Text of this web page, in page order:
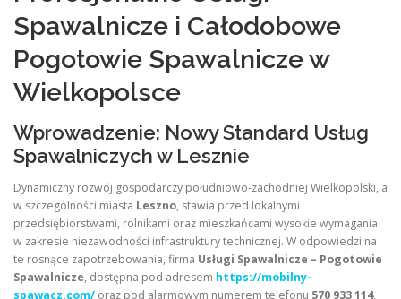
Spawalnicze i Całodobowe
Pogotowie Spawalnicze w
Wielkopolsce
Wprowadzenie: Nowy Standard Usług
Spawalniczych w Lesznie
Dynamiczny rozwój gospodarczy południowo-zachodniej Wielkopolski, a
w szczególności miasta Leszno, stawia przed lokalnymi
przedsiębiorstwami, rolnikami oraz mieszkańcami wysokie wymagania
w zakresie niezawodności infrastruktury technicznej. W odpowiedzi na
te rosnące zapotrzebowania, firma Usługi Spawalnicze – Pogotowie
Spawalnicze, dostępna pod adresem https://mobilny-
spawacz.com/ oraz pod alarmowym numerem telefonu 570 933 114,